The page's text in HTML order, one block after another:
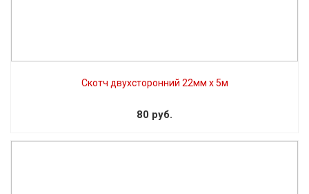
Скотч двухсторонний 22мм х 5м
80 руб.